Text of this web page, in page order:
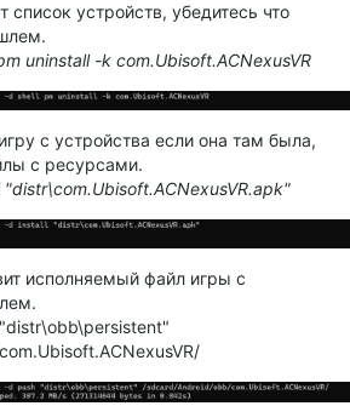
устройств, убедитесь что
uninstall -k com.Ubisoft.ACNexusVR
с устройства если она там была,
с ресурсами.
исполняемый файл игры с